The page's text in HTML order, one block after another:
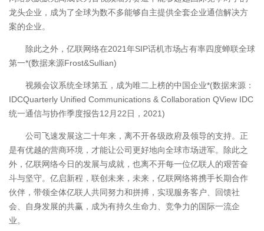
龙头企业，成为了全球为数不多能够自主提供全套企业通信解决方
案的企业。
除此之外，亿联网络在2021年SIP话机市场占有率四度蝉联全球
第一*(数据来源Frost&Sullian)
视频会议系统全球第五，成为唯二上榜的中国企业*(数据来源：
IDCQuarterly Unified Communications & Collaboration QView IDC
统一通信与协作季度报告12月22日，2021)
公司飞速发展这二十年来，离不开各级政府及领导的支持。正
是有优越的营商环境，才能让公司更好地向全球市场进军。除此之
外，亿联网络今日的发展与成就，也离不开每一位亿联人的艰苦奋
斗与坚守。亿启新程，联创未来，未来，亿联网络将携手长期合作
伙伴，带领全体亿联人共同努力和拼搏，实现服务客户、回馈社
会、自身发展的共赢，成为有持久生命力、竞争力的国际一流企
业。